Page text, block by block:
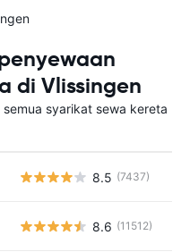
di Vlissingen
syarikat sewa kereta
8.5 (7437)
8.6 (11512)